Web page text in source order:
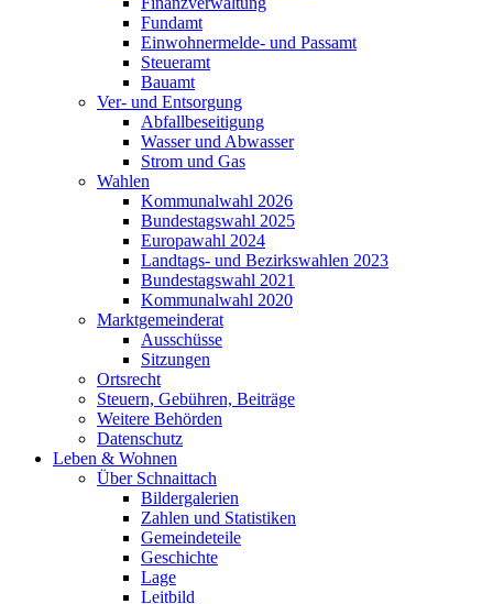
Fundamt
Einwohnermelde- und Passamt
Steueramt
Bauamt
Ver- und Entsorgung
Abfallbeseitigung
Wasser und Abwasser
Strom und Gas
Wahlen
Kommunalwahl 2026
Bundestagswahl 2025
Europawahl 2024
Landtags- und Bezirkswahlen 2023
Bundestagswahl 2021
Kommunalwahl 2020
Marktgemeinderat
Ausschüsse
Sitzungen
Ortsrecht
Steuern, Gebühren, Beiträge
Weitere Behörden
Datenschutz
Leben & Wohnen
Über Schnaittach
Bildergalerien
Zahlen und Statistiken
Gemeindeteile
Geschichte
Lage
Leitbild